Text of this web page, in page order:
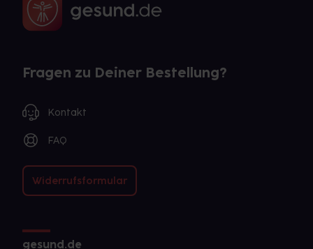
Fragen zu Deiner Bestellung?
Kontakt
FAQ
Widerrufsformular
gesund.de